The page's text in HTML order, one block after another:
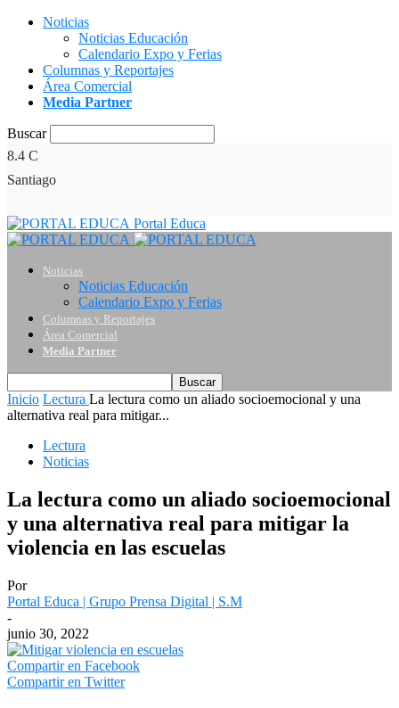
Noticias
Noticias Educación
Calendario Expo y Ferias
Columnas y Reportajes
Área Comercial
Media Partner
Buscar
8.4 C
Santiago
Portal Educa
Noticias
Noticias Educación
Calendario Expo y Ferias
Columnas y Reportajes
Área Comercial
Media Partner
Inicio Lectura La lectura como un aliado socioemocional y una
alternativa real para mitigar...
Lectura
Noticias
La lectura como un aliado socioemocional
y una alternativa real para mitigar la
violencia en las escuelas
Por
Portal Educa | Grupo Prensa Digital | S.M
-
junio 30, 2022
Compartir en Facebook
Compartir en Twitter